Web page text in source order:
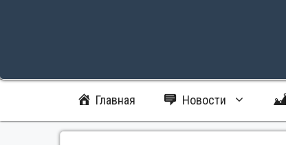
Главная Новости